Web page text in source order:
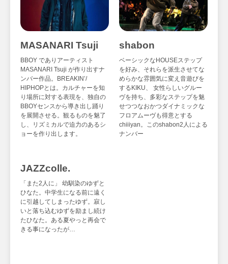
MASANARI Tsuji
BBOY でありアーティスト
MASANARI Tsuji が作り出すナ
ンバー作品。BREAKIN’/
HIPHOPとは。カルチャーを知
り場所に対する表現を、独自の
BBOYセンスから導き出し踊り
を展開させる。観るものを魅了
し、リズミカルで迫力のあるシ
ョーを作り出します。
shabon
ベーシックなHOUSEステップ
を好み、それらを派生させてな
めらかな雰囲気に変え音遊びを
するKIKU、 女性らしいグルー
ヴを持ち、多彩なステップを魅
せつつなおかつダイナミックな
フロアムーヴも得意とする
chiiiyan。このshabon2人による
ナンバー
JAZZcolle.
「また2人に」 幼馴染のゆずと
ひなた。中学生になる前に遠く
に引越してしまったゆず。寂し
いと落ち込むゆずを励まし続け
たひなた。ある夏やっと再会で
きる事になったが…